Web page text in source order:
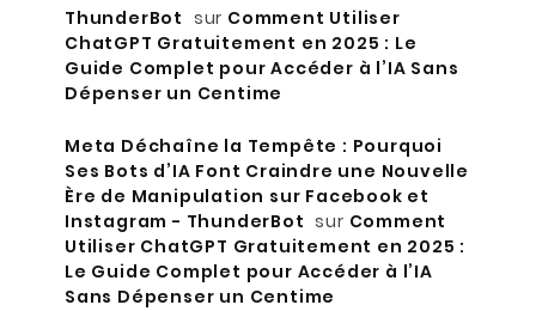
ThunderBot sur Comment Utiliser
ChatGPT Gratuitement en 2025 : Le
Guide Complet pour Accéder à l’IA Sans
Dépenser un Centime
Meta Déchaîne la Tempête : Pourquoi
Ses Bots d’IA Font Craindre une Nouvelle
Ère de Manipulation sur Facebook et
Instagram - ThunderBot sur Comment
Utiliser ChatGPT Gratuitement en 2025 :
Le Guide Complet pour Accéder à l’IA
Sans Dépenser un Centime